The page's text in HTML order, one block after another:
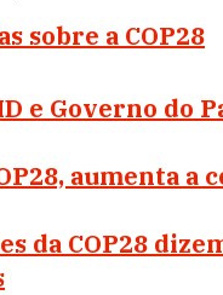
sobre a COP28
e Governo do
aumenta a
da COP28